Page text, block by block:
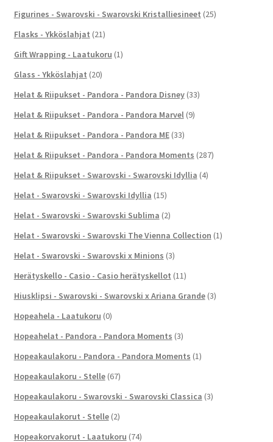
Figurines - Swarovski - Swarovski Kristalliesineet (25)
Flasks - Ykköslahjat (21)
Gift Wrapping - Laatukoru (1)
Glass - Ykköslahjat (20)
Helat & Riipukset - Pandora - Pandora Disney (33)
Helat & Riipukset - Pandora - Pandora Marvel (9)
Helat & Riipukset - Pandora - Pandora ME (33)
Helat & Riipukset - Pandora - Pandora Moments (287)
Helat & Riipukset - Swarovski - Swarovski Idyllia (4)
Helat - Swarovski - Swarovski Idyllia (15)
Helat - Swarovski - Swarovski Sublima (2)
Helat - Swarovski - Swarovski The Vienna Collection (1)
Helat - Swarovski - Swarovski x Minions (3)
Herätyskello - Casio - Casio herätyskellot (11)
Hiusklipsi - Swarovski - Swarovski x Ariana Grande (3)
Hopeahela - Laatukoru (0)
Hopeahelat - Pandora - Pandora Moments (3)
Hopeakaulakoru - Pandora - Pandora Moments (1)
Hopeakaulakoru - Stelle (67)
Hopeakaulakoru - Swarovski - Swarovski Classica (3)
Hopeakaulakorut - Stelle (2)
Hopeakorvakorut - Laatukoru (74)